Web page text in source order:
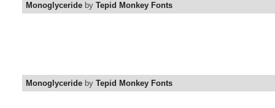
Monoglyceride by Tepid Monkey Fonts
Monoglyceride by Tepid Monkey Fonts